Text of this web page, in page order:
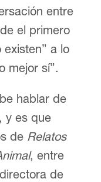
entre
el primero
existen” a lo
mejor sí”.
hablar de
y es que
de Relatos
, entre
de